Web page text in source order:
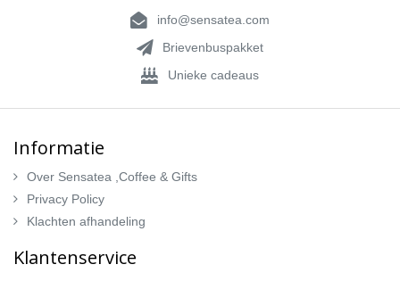
info@sensatea.com
Brievenbuspakket
Unieke cadeaus
Informatie
Over Sensatea ,Coffee & Gifts
Privacy Policy
Klachten afhandeling
Klantenservice